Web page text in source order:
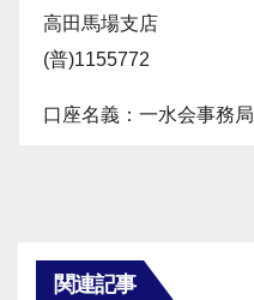
高田馬場支店
(普)1155772
口座名義：一水会事務局
関連記事